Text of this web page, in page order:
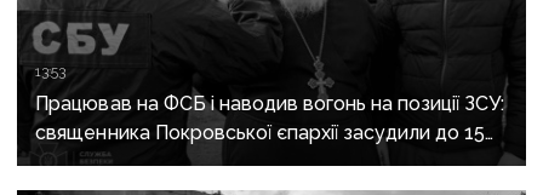
13:53
Працював на ФСБ і наводив вогонь на позиції ЗСУ:
священника Покровської єпархії засудили до 15
років